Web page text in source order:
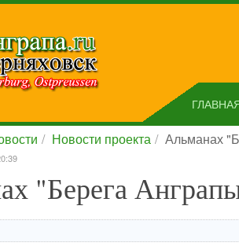
Новости проекта Альманах
"Берега